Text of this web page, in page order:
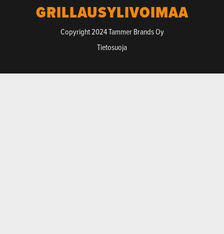
GRILLAUSYLIVOIMAA
Copyright 2024 Tammer Brands Oy
Tietosuoja